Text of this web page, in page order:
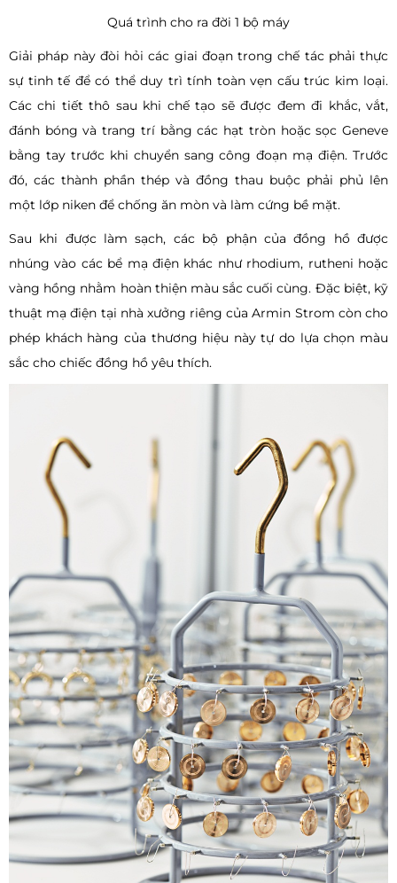
Quá trình cho ra đời 1 bộ máy
Giải pháp này đòi hỏi các giai đoạn trong chế tác phải thực
sự tinh tế để có thể duy trì tính toàn vẹn cấu trúc kim loại.
Các chi tiết thô sau khi chế tạo sẽ được đem đi khắc, vắt,
đánh bóng và trang trí bằng các hạt tròn hoặc sọc Geneve
bằng tay trước khi chuyển sang công đoạn mạ điện. Trước
đó, các thành phần thép và đồng thau buộc phải phủ lên
một lớp niken để chống ăn mòn và làm cứng bề mặt.
Sau khi được làm sạch, các bộ phận của đồng hồ được
nhúng vào các bể mạ điện khác như rhodium, rutheni hoặc
vàng hồng nhằm hoàn thiện màu sắc cuối cùng. Đặc biệt, kỹ
thuật mạ điện tại nhà xưởng riêng của Armin Strom còn cho
phép khách hàng của thương hiệu này tự do lựa chọn màu
sắc cho chiếc đồng hồ yêu thích.